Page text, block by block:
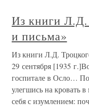
Из книги Л.Д.
и письма»
Из книги Л.Д.
29 сентября [1935
госпитале в Осло…
улегшись на кровать
себя с изумлением: